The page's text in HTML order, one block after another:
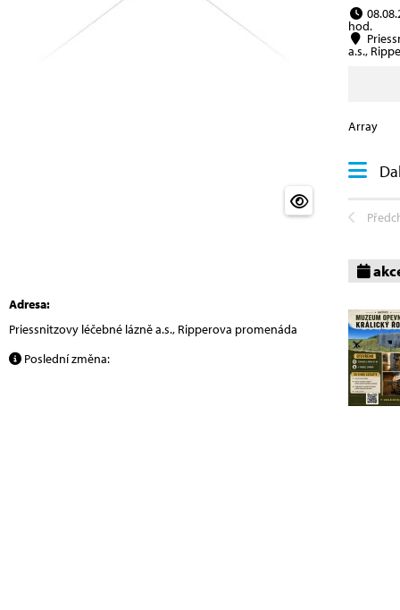
Adresa:
Priessnitzovy léčebné lázně a.s., Ripperova promenáda
Poslední změna:
hod.
a.s.,
Array